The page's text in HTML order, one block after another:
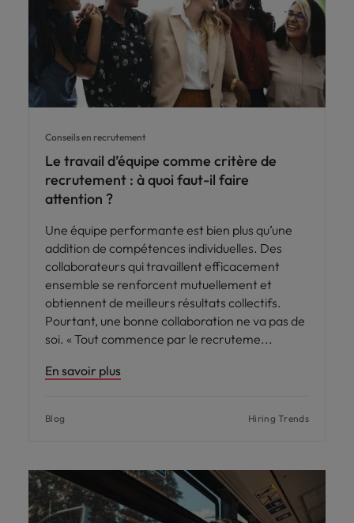
Conseils en recrutement
Le travail d’équipe comme critère de
recrutement : à quoi faut-il faire
attention ?
Une équipe performante est bien plus qu’une
addition de compétences individuelles. Des
collaborateurs qui travaillent efficacement
ensemble se renforcent mutuellement et
obtiennent de meilleurs résultats collectifs.
Pourtant, une bonne collaboration ne va pas de
soi. « Tout commence par le recruteme
En savoir plus
Blog Hiring Trends